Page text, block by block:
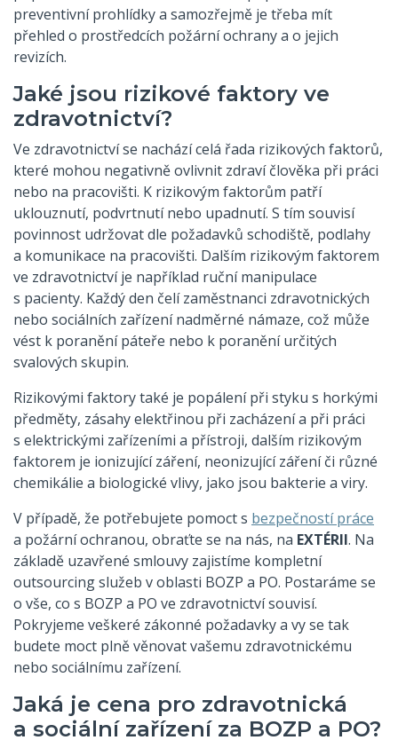
preventivní prohlídky a samozřejmě je třeba mít
přehled o prostředcích požární ochrany a o jejich
revizích.
Jaké jsou rizikové faktory ve
zdravotnictví?
Ve zdravotnictví se nachází celá řada rizikových faktorů,
které mohou negativně ovlivnit zdraví člověka při práci
nebo na pracovišti. K rizikovým faktorům patří
uklouznutí, podvrtnutí nebo upadnutí. S tím souvisí
povinnost udržovat dle požadavků schodiště, podlahy
a komunikace na pracovišti. Dalším rizikovým faktorem
ve zdravotnictví je například ruční manipulace
s pacienty. Každý den čelí zaměstnanci zdravotnických
nebo sociálních zařízení nadměrné námaze, což může
vést k poranění páteře nebo k poranění určitých
svalových skupin.
Rizikovými faktory také je popálení při styku s horkými
předměty, zásahy elektřinou při zacházení a při práci
s elektrickými zařízeními a přístroji, dalším rizikovým
faktorem je ionizující záření, neonizující záření či různé
chemikálie a biologické vlivy, jako jsou bakterie a viry.
V případě, že potřebujete pomoct s bezpečností práce
a požární ochranou, obraťte se na nás, na EXTÉRII. Na
základě uzavřené smlouvy zajistíme kompletní
outsourcing služeb v oblasti BOZP a PO. Postaráme se
o vše, co s BOZP a PO ve zdravotnictví souvisí.
Pokryjeme veškeré zákonné požadavky a vy se tak
budete moct plně věnovat vašemu zdravotnickému
nebo sociálnímu zařízení.
Jaká je cena pro zdravotnická
a sociální zařízení za BOZP a PO?